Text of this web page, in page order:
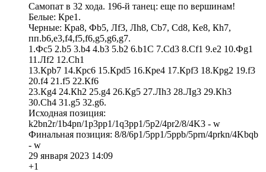
Самопат в 32 хода. 196-й танец: еще по вершинам!
Белые: Крe1.
Черные: Крa8, Фb5, Лf3, Лh8, Сb7, Сd8, Кe8, Кh7,
пп.b6,e3,f4,f5,f6,g5,g6,g7.
1.Фc5 2.b5 3.b4 4.b3 5.b2 6.b1С 7.Сd3 8.Сf1 9.e2 10.Фg1
11.Лf2 12.Сh1
13.Крb7 14.Крc6 15.Крd5 16.Крe4 17.Крf3 18.Крg2 19.f3
20.f4 21.f5 22.Кf6
23.Кg4 24.Кh2 25.g4 26.Кg5 27.Лh3 28.Лg3 29.Кh3
30.Сh4 31.g5 32.g6.
Исходная позиция:
k2bn2r/1b4pn/1p3pp1/1q3pp1/5p2/4pr2/8/4K3 - w
Финальная позиция: 8/8/6p1/5pp1/5ppb/5prn/4prkn/4Kbqb
- w
29 января 2023 14:09
+1